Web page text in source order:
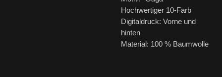
Hochwertiger 10-Farb
Digitaldruck: Vorne und
hinten
Material: 100 % Baumwolle